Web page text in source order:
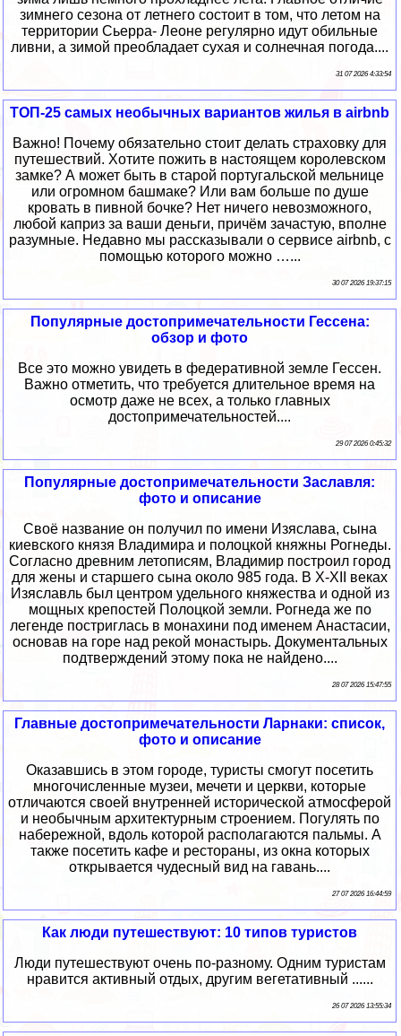
зимнего сезона от летнего состоит в том, что летом на
территории Сьерра- Леоне регулярно идут обильные
ливни, а зимой преобладает сухая и солнечная погода....
31 07 2026 4:33:54
ТОП-25 самых необычных вариантов жилья в airbnb
Важно! Почему обязательно стоит делать страховку для
путешествий. Хотите пожить в настоящем королевском
замке? А может быть в старой португальской мельнице
или огромном башмаке? Или вам больше по душе
кровать в пивной бочке? Нет ничего невозможного,
любой каприз за ваши деньги, причём зачастую, вполне
разумные. Недавно мы рассказывали о сервисе airbnb, с
помощью которого можно …...
30 07 2026 19:37:15
Популярные достопримечательности Гессена:
обзор и фото
Все это можно увидеть в федеративной земле Гессен.
Важно отметить, что требуется длительное время на
осмотр даже не всех, а только главных
достопримечательностей....
29 07 2026 0:45:32
Популярные достопримечательности Заславля:
фото и описание
Своё название он получил по имени Изяслава, сына
киевского князя Владимира и полоцкой княжны Рогнеды.
Согласно древним летописям, Владимир построил город
для жены и старшего сына около 985 года. В X-XII веках
Изяславль был центром удельного княжества и одной из
мощных крепостей Полоцкой земли. Рогнеда же по
легенде постриглась в монахини под именем Анастасии,
основав на горе над рекой монастырь. Документальных
подтверждений этому пока не найдено....
28 07 2026 15:47:55
Главные достопримечательности Ларнаки: список,
фото и описание
Оказавшись в этом городе, туристы смогут посетить
многочисленные музеи, мечети и церкви, которые
отличаются своей внутренней исторической атмосферой
и необычным архитектурным строением. Погулять по
набережной, вдоль которой располагаются пальмы. А
также посетить кафе и рестораны, из окна которых
открывается чудесный вид на гавань....
27 07 2026 16:44:59
Как люди путешествуют: 10 типов туристов
Люди путешествуют очень по-разному. Одним туристам
нравится активный отдых, другим вегетативный ......
26 07 2026 13:55:34